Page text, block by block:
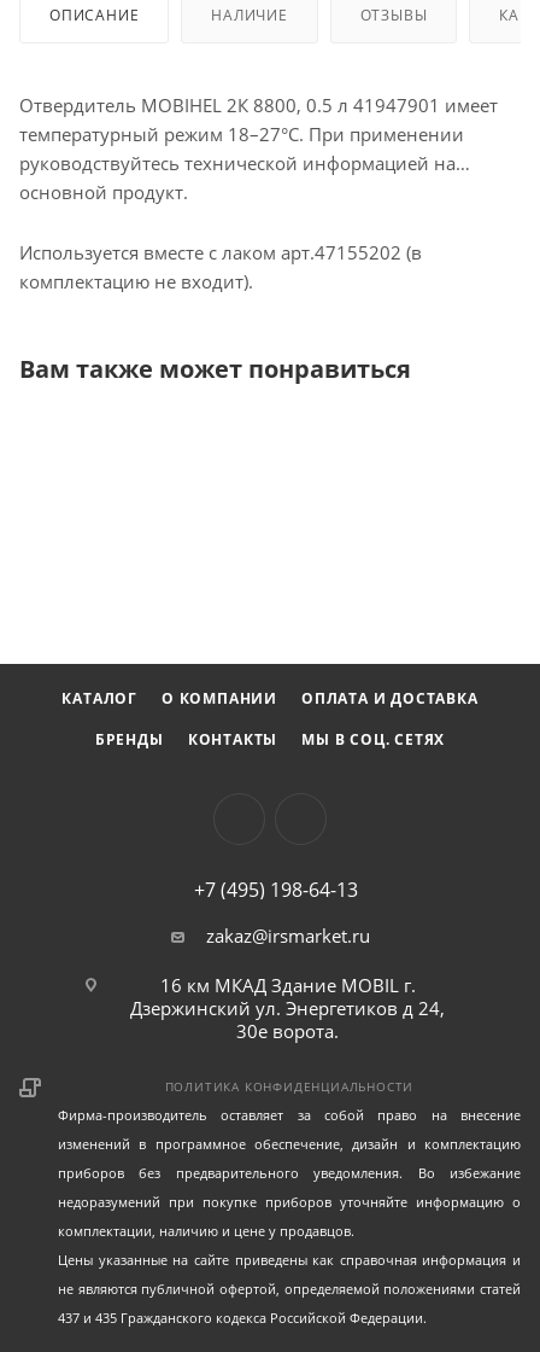
ОПИСАНИЕ НАЛИЧИЕ ОТЗЫВЫ КАК
Отвердитель MOBIHEL 2К 8800, 0.5 л 41947901 имеет
температурный режим 18–27°С. При применении
руководствуйтесь технической информацией на
основной продукт.
Используется вместе с лаком арт.47155202 (в
комплектацию не входит).
Вам также может понравиться
КАТАЛОГ О КОМПАНИИ
ОПЛАТА И ДОСТАВКА
БРЕНДЫ
КОНТАКТЫ МЫ В СОЦ. СЕТЯХ
+7 (495) 198-64-13
zakaz@irsmarket.ru
16 км МКАД Здание MOBIL г.
Дзержинский ул. Энергетиков д 24,
30е ворота.
ПОЛИТИКА КОНФИДЕНЦИАЛЬНОСТИ
Фирма-производитель оставляет за собой право на внесение
изменений в программное обеспечение, дизайн и комплектацию
приборов без предварительного уведомления. Во избежание
недоразумений при покупке приборов уточняйте информацию о
комплектации, наличию и цене у продавцов.
Цены указанные на сайте приведены как справочная информация и
не являются публичной офертой, определяемой положениями статей
437 и 435 Гражданского кодекса Российской Федерации.